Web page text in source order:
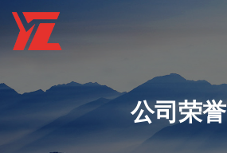
公司荣誉